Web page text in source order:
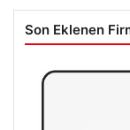
Son Eklenen